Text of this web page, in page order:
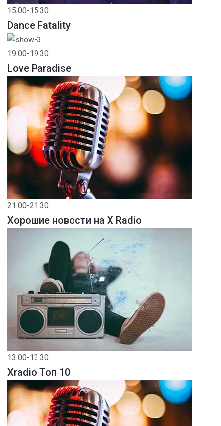
15:00-15:30
Dance Fatality
19:00-19:30
Love Paradise
21:00-21:30
Хорошие новости на X Radio
13:00-13:30
Xradio Топ 10